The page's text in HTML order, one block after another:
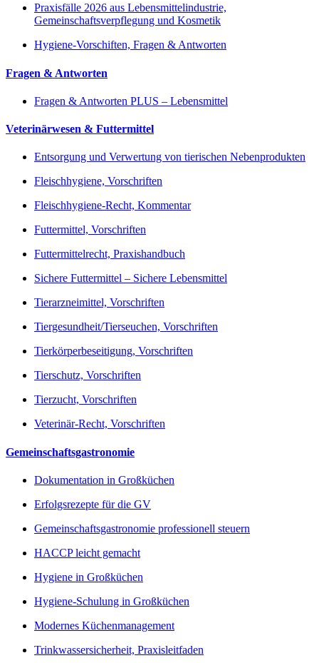
Praxisfälle 2026 aus Lebensmittelindustrie,
Gemeinschaftsverpflegung und Kosmetik
Hygiene-Vorschiften, Fragen & Antworten
Fragen & Antworten
Fragen & Antworten PLUS – Lebensmittel
Veterinärwesen & Futtermittel
Entsorgung und Verwertung von tierischen Nebenprodukten
Fleischhygiene, Vorschriften
Fleischhygiene-Recht, Kommentar
Futtermittel, Vorschriften
Futtermittelrecht, Praxishandbuch
Sichere Futtermittel – Sichere Lebensmittel
Tierarzneimittel, Vorschriften
Tiergesundheit/Tierseuchen, Vorschriften
Tierkörperbeseitigung, Vorschriften
Tierschutz, Vorschriften
Tierzucht, Vorschriften
Veterinär-Recht, Vorschriften
Gemeinschaftsgastronomie
Dokumentation in Großküchen
Erfolgsrezepte für die GV
Gemeinschaftsgastronomie professionell steuern
HACCP leicht gemacht
Hygiene in Großküchen
Hygiene-Schulung in Großküchen
Modernes Küchenmanagement
Trinkwassersicherheit, Praxisleitfaden